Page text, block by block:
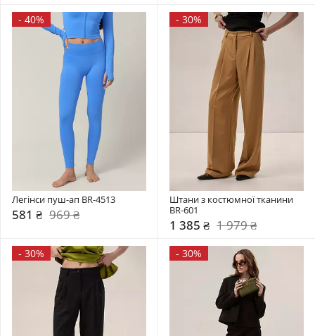
- 40%
Легінси пуш-ап BR-4513
581 ₴ 969 ₴
- 30%
Штани з костюмної тканини
BR-601
1 385 ₴ 1 979 ₴
- 30% - 30%